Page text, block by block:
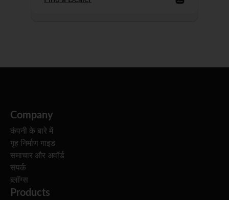
Company
कंपनी के बारे में
गृह निर्माण गाइड
समाचार और अवॉर्ड
संपर्क
ब्लॉग्स
Products